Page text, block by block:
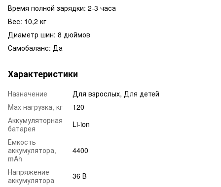
Время полной зарядки: 2-3 часа
Вес: 10,2 кг
Диаметр шин: 8 дюймов
Самобаланс: Да
Характеристики
Назначение
Для взрослых, Для детей
Mаx нагрузка, кг
120
Аккумуляторная
батарея
Li-ion
Емкость
аккумулятора,
mAh
4400
Напряжение
аккумулятора
36 В